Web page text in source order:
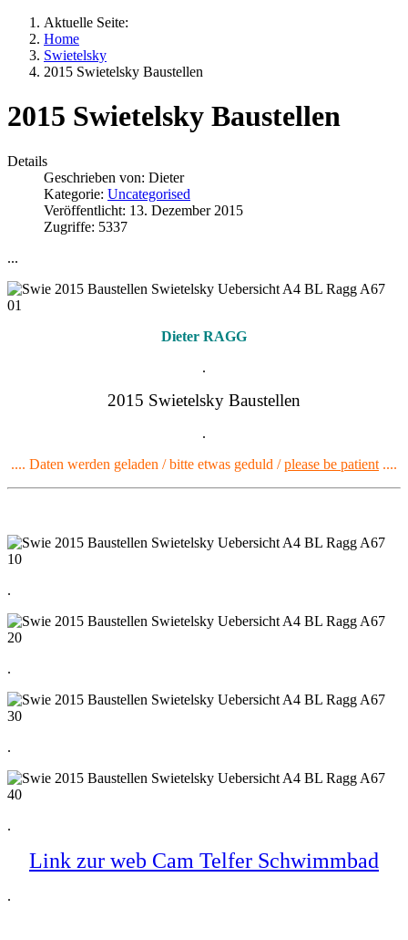
Aktuelle Seite:
Home
Swietelsky
2015 Swietelsky Baustellen
2015 Swietelsky Baustellen
Details
Geschrieben von: Dieter
Kategorie: Uncategorised
Veröffentlicht: 13. Dezember 2015
Zugriffe: 5337
...
Dieter RAGG
.
2015 Swietelsky Baustellen
.
.... Daten werden geladen / bitte etwas geduld /please be patient ....
.
.
.
.
Link zur web Cam Telfer Schwimmbad
.